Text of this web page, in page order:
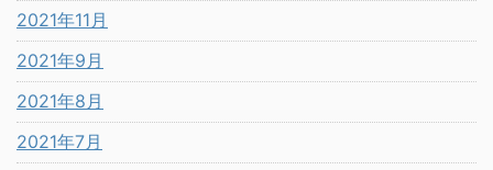
2021年11月
2021年9月
2021年8月
2021年7月